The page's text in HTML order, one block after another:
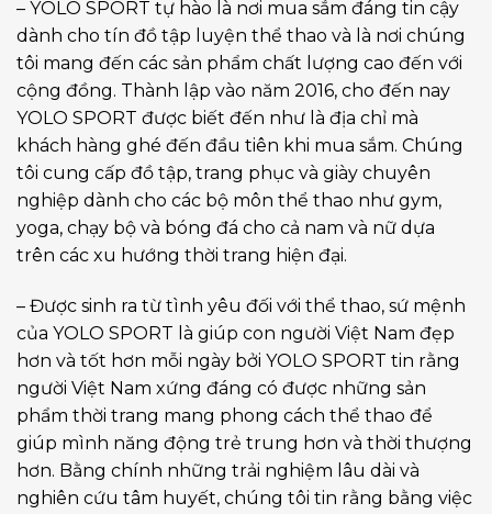
– YOLO SPORT tự hào là nơi mua sắm đáng tin cậy
dành cho tín đồ tập luyện thể thao và là nơi chúng
tôi mang đến các sản phẩm chất lượng cao đến với
cộng đồng. Thành lập vào năm 2016, cho đến nay
YOLO SPORT được biết đến như là địa chỉ mà
khách hàng ghé đến đầu tiên khi mua sắm. Chúng
tôi cung cấp đồ tập, trang phục và giày chuyên
nghiệp dành cho các bộ môn thể thao như gym,
yoga, chạy bộ và bóng đá cho cả nam và nữ dựa
trên các xu hướng thời trang hiện đại.
– Được sinh ra từ tình yêu đối với thể thao, sứ mệnh
của YOLO SPORT là giúp con người Việt Nam đẹp
hơn và tốt hơn mỗi ngày bởi YOLO SPORT tin rằng
người Việt Nam xứng đáng có được những sản
phẩm thời trang mang phong cách thể thao để
giúp mình năng động trẻ trung hơn và thời thượng
hơn. Bằng chính những trải nghiệm lâu dài và
nghiên cứu tâm huyết, chúng tôi tin rằng bằng việc